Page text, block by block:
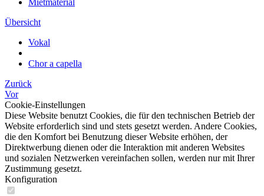
Mietmaterial
Übersicht
Vokal
Chor a capella
Zurück
Vor
Cookie-Einstellungen
Diese Website benutzt Cookies, die für den technischen Betrieb der
Website erforderlich sind und stets gesetzt werden. Andere Cookies,
die den Komfort bei Benutzung dieser Website erhöhen, der
Direktwerbung dienen oder die Interaktion mit anderen Websites
und sozialen Netzwerken vereinfachen sollen, werden nur mit Ihrer
Zustimmung gesetzt.
Konfiguration